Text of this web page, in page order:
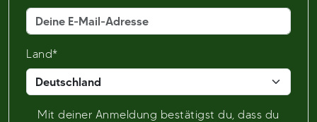
Land*
Mit deiner Anmeldung bestätigst du, dass du